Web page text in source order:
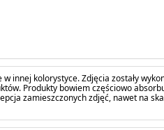
innej kolorystyce. Zdjęcia zostały
Produkty bowiem częściowo
zamieszczonych zdjęć, nawet na